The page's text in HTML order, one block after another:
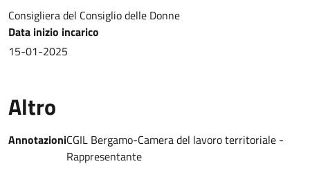
Consigliera del Consiglio delle Donne
Data inizio incarico
15-01-2025
Altro
AnnotazioniCGIL Bergamo-Camera del lavoro territoriale -
Rappresentante